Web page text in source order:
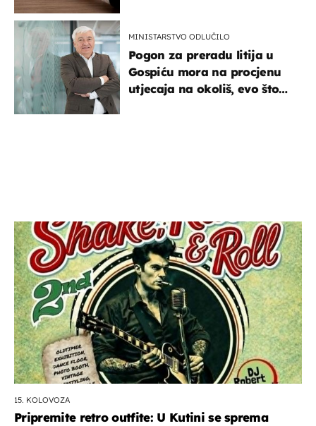
MINISTARSTVO ODLUČILO
Pogon za preradu litija u
Gospiću mora na procjenu
utjecaja na okoliš, evo što
15. KOLOVOZA
Pripremite retro outfite: U Kutini se sprema